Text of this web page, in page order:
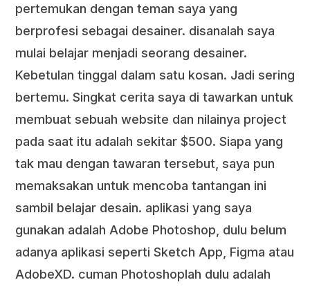
pertemukan dengan teman saya yang
berprofesi sebagai desainer. disanalah saya
mulai belajar menjadi seorang desainer.
Kebetulan tinggal dalam satu kosan. Jadi sering
bertemu. Singkat cerita saya di tawarkan untuk
membuat sebuah website dan nilainya project
pada saat itu adalah sekitar $500. Siapa yang
tak mau dengan tawaran tersebut, saya pun
memaksakan untuk mencoba tantangan ini
sambil belajar desain. aplikasi yang saya
gunakan adalah Adobe Photoshop, dulu belum
adanya aplikasi seperti Sketch App, Figma atau
AdobeXD. cuman Photoshoplah dulu adalah